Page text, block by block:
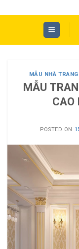
to
MẪU NHÀ
MẪU
CAO
POSTED ON